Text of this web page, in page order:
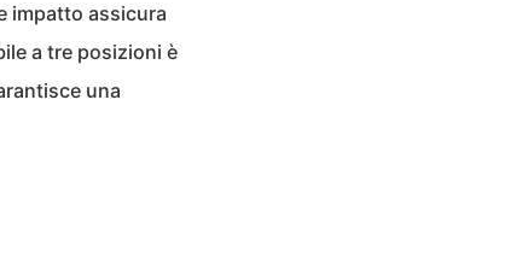
impatto assicura
a tre posizioni è
una